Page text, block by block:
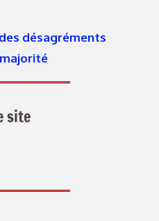
désagréments
site